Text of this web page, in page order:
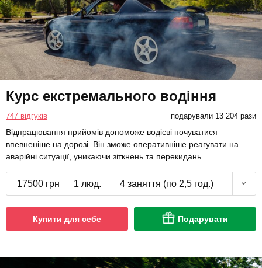
Курс екстремального водіння
747 відгуків подарували 13 204 рази
Відпрацювання прийомів допоможе водієві почуватися
впевненіше на дорозі. Він зможе оперативніше реагувати на
аварійні ситуації, уникаючи зіткнень та перекидань.
17500 грн 1 люд. 4 заняття (по 2,5 год.)
Купити для себе Подарувати